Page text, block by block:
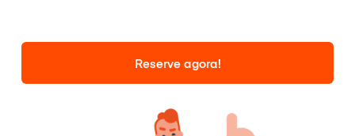
Reserve agora!